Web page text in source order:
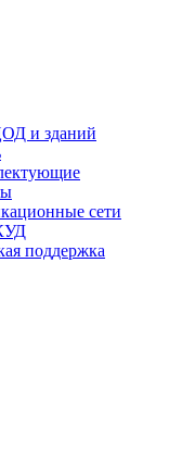
и зданий
сети
поддержка